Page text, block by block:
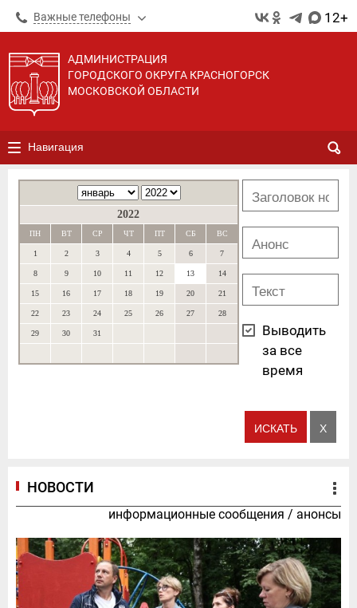
Важные телефоны 12+
АДМИНИСТРАЦИЯ
ГОРОДСКОГО ОКРУГА КРАСНОГОРСК
МОСКОВСКОЙ ОБЛАСТИ
Навигация
2022
ПН ВТ СР ЧТ ПТ СБ ВС
1 2 3 4 5 6 7
8 9 10 11 12 13 14
15 16 17 18 19 20 21
22 23 24 25 26 27 28
29 30 31
Выводить
за все
время
НОВОСТИ
информационные сообщения / анонсы